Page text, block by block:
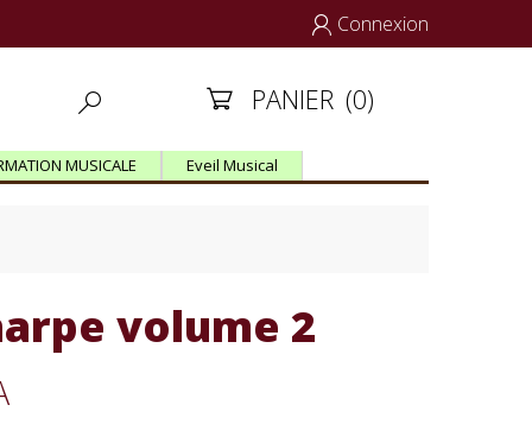
 Connexion
  PANIER (0)
MUSICALE Eveil Musical
volume 2